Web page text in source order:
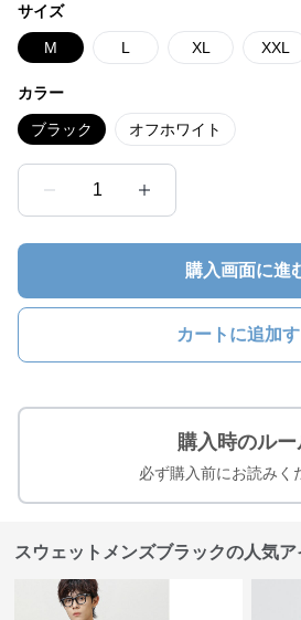
サイズ
M L XL XXL
カラー
ブラック オフホワイト
1
購入画面に進
カートに追加
購入時のルー
必ず購入前にお読みく
スウェットメンズブラックの人気ア